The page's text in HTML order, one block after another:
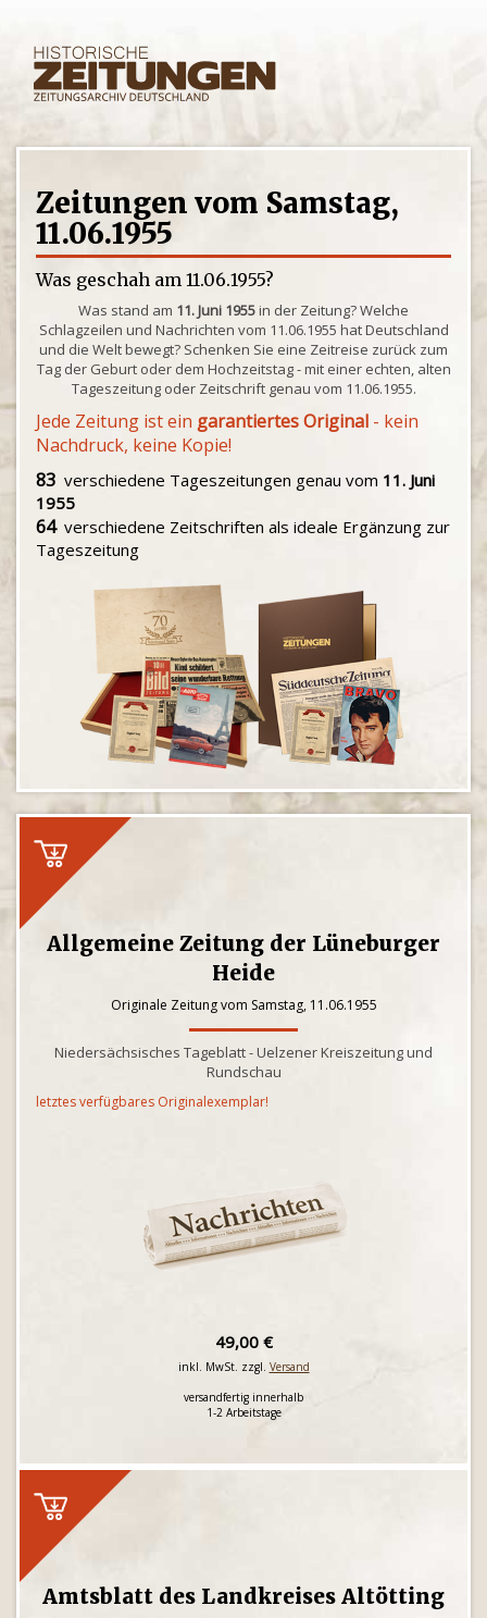
Zeitungen vom Samstag,
11.06.1955
Was geschah am 11.06.1955?
Was stand am 11. Juni 1955in der Zeitung? Welche
Schlagzeilen und Nachrichten vom 11.06.1955 hat Deutschland
und die Welt bewegt? Schenken Sie eine Zeitreise zurück zum
Tag der Geburt oder dem Hochzeitstag - mit einer echten, alten
Tageszeitung oder Zeitschrift genau vom 11.06.1955.
Jede Zeitung ist ein garantiertes Original - kein
Nachdruck, keine Kopie!
83 verschiedene Tageszeitungen genau vom 11. Juni
1955
64verschiedene Zeitschriften als ideale Ergänzung zur
Tageszeitung
Allgemeine Zeitung der Lüneburger
Heide
Originale Zeitung vom Samstag, 11.06.1955
Niedersächsisches Tageblatt - Uelzener Kreiszeitung und
Rundschau
letztes verfügbares Originalexemplar!
49,00 €
inkl. MwSt. zzgl. Versand
versandfertig innerhalb
1-2 Arbeitstage
Amtsblatt des Landkreises Altötting